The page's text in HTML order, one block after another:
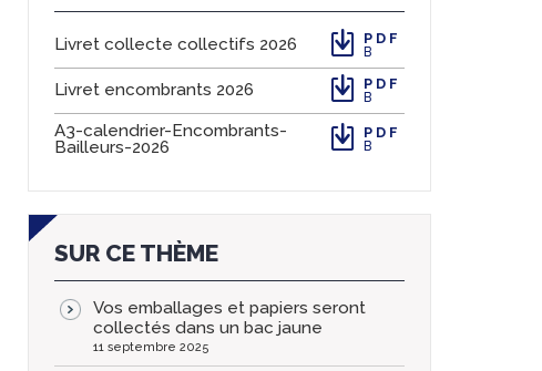
Livret collecte collectifs 2026 PDF
B
Livret encombrants 2026 PDF
B
A3-calendrier-Encombrants-
Bailleurs-2026
PDF
B
SUR CE THÈME
Vos emballages et papiers seront
collectés dans un bac jaune
11 septembre 2025